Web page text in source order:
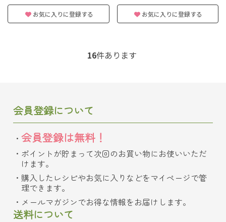
お気に入りに登録する お気に入りに登録する
16件あります
会員登録について
会員登録は無料！
ポイントが貯まって次回のお買い物にお使いいただ
けます。
購入したレシピやお気に入りなどをマイページで管
理できます。
メールマガジンでお得な情報をお届けします。
送料について